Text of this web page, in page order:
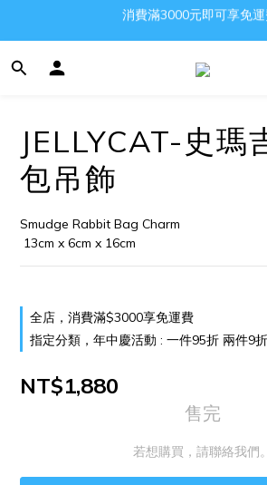
Gather all the joys in the
消費滿3000元即可享免運
JELLYCAT-史瑪
包吊飾
Smudge Rabbit Bag Charm
13cm x 6cm x 16cm
全店，消費滿$3000享免運費
指定分類，年中慶活動 : 一件95折 兩件9折
NT$1,880
售完
若想購買，請聯絡我們。